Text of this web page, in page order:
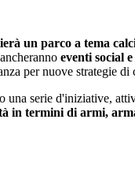
un parco a tema
eventi social
per nuove strategie di
serie d'iniziative,
in termini di armi,